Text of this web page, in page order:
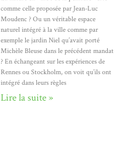
comme celle proposée par Jean-Luc
Moudenc ? Ou un véritable espace
naturel intégré à la ville comme par
exemple le jardin Niel qu’avait porté
Michèle Bleuse dans le précédent mandat
? En échangeant sur les expériences de
Rennes ou Stockholm, on voit qu’ils ont
intégré dans leurs règles
Lire la suite »